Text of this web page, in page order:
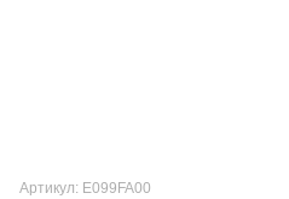
Артикул: E099FA00